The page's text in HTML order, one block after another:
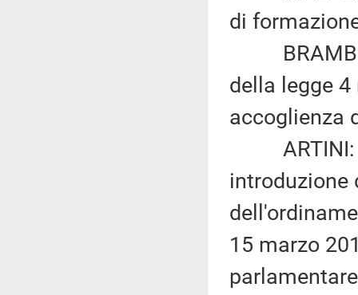
di
della legge
accoglienza
ARTINI:
introduzione
15 marzo